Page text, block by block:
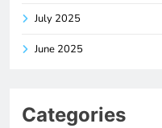
July 2025
June 2025
Categories